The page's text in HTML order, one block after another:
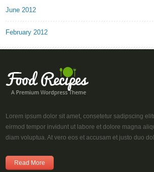
June 2012
February 2012
Lorem ipsum dolor sit amet, consetetur sadipscing
eirmod tempor invidunt ut labore et dolore magna
diam voluptua. At vero eos et accusam et justo duo
Read More